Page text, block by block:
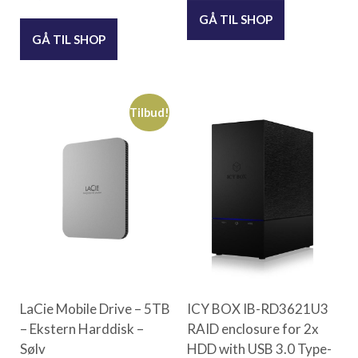
GÅ TIL SHOP
GÅ TIL SHOP
Tilbud!
LaCie Mobile Drive – 5TB
– Ekstern Harddisk –
Sølv
ICY BOX IB-RD3621U3
RAID enclosure for 2x
HDD with USB 3.0 Type-